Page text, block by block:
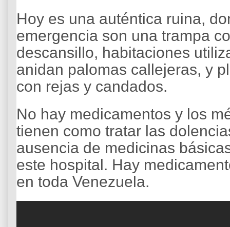
Hoy es una auténtica ruina,
emergencia son una trampa
descansillo, habitaciones
anidan palomas callejeras, y
con rejas y candados.
No hay medicamentos y los
tienen como tratar las
ausencia de medicinas
este hospital. Hay
en toda Venezuela.